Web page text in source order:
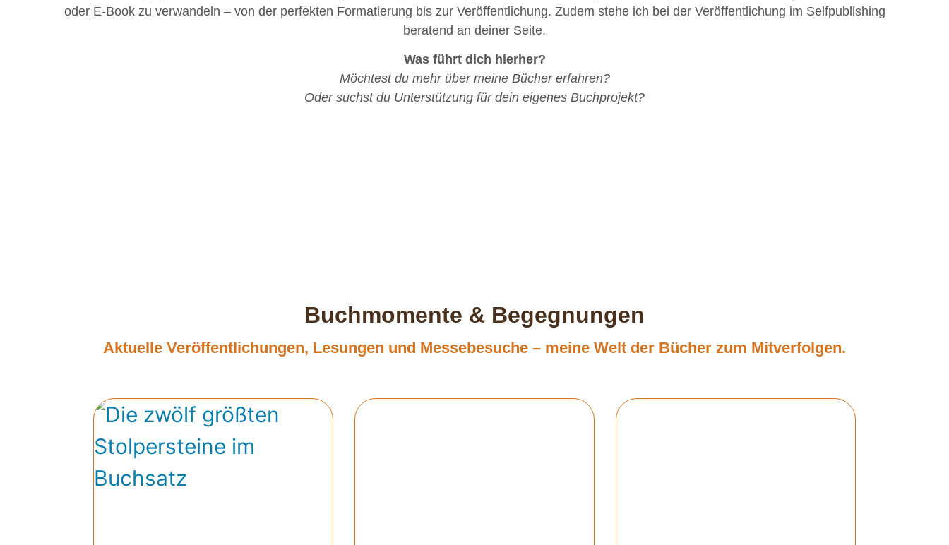
oder E-Book zu verwandeln – von der perfekten Formatierung bis zur Veröffentlichung. Zudem stehe ich bei der Veröffentlichung im Selfpublishing
beratend an deiner Seite.
Was führt dich hierher?
Möchtest du mehr über meine Bücher erfahren?
Oder suchst du Unterstützung für dein eigenes Buchprojekt?
Buchmomente & Begegnungen
Aktuelle Veröffentlichungen, Lesungen und Messebesuche – meine Welt der Bücher zum Mitverfolgen.